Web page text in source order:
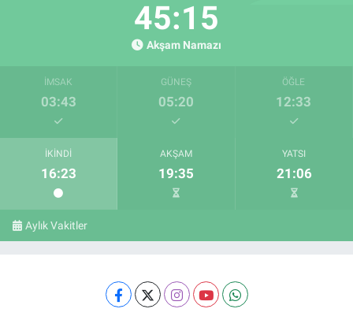
45:14
Akşam Namazı
İMSAK
03:43
GÜNEŞ
05:20
ÖĞLE
12:33
İKINDI
16:23
AKŞAM
19:35
YATSI
21:06
Aylık Vakitler